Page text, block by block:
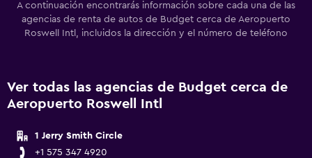
A continuación encontrarás información sobre cada una de las
agencias de renta de autos de Budget cerca de Aeropuerto
Roswell Intl, incluidos la dirección y el número de teléfono
Ver todas las agencias de Budget cerca de
Aeropuerto Roswell Intl
1 Jerry Smith Circle
+1 575 347 4920